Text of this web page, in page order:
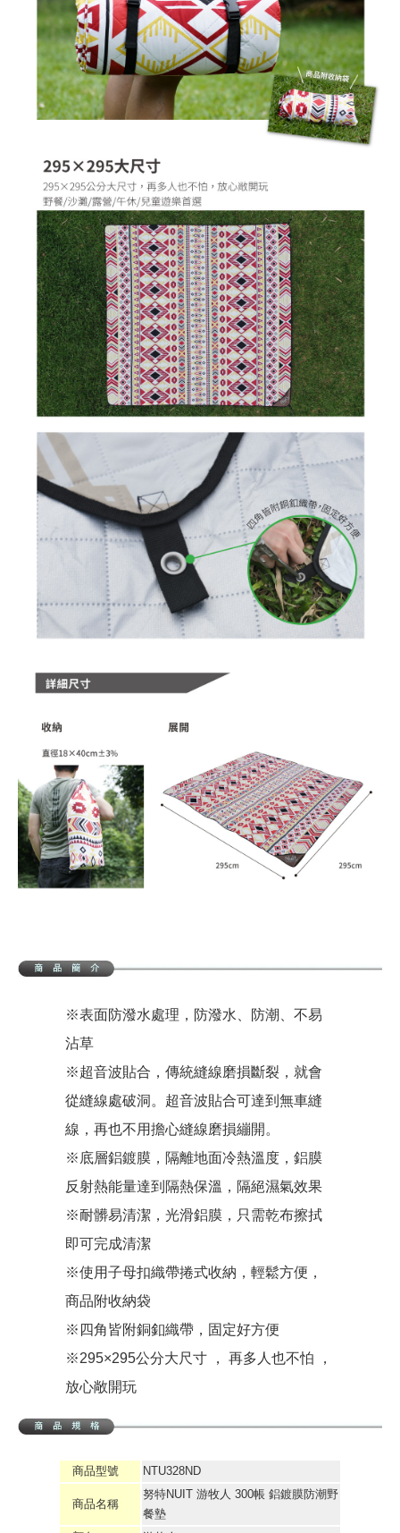
※表面防潑水處理，防潑水、防潮、不易
沾草
※超音波貼合，傳統縫線磨損斷裂，就會
從縫線處破洞。超音波貼合可達到無車縫
線，再也不用擔心縫線磨損繃開。
※底層鋁鍍膜，隔離地面冷熱溫度，鋁膜
反射熱能量達到隔熱保溫，隔絕濕氣效果
※耐髒易清潔，光滑鋁膜，只需乾布擦拭
即可完成清潔
※使用子母扣織帶捲式收納，輕鬆方便，
商品附收納袋
※四角皆附銅釦織帶，固定好方便
※295×295公分大尺寸 ， 再多人也不怕 ，
放心敞開玩
商品型號 NTU328ND
商品名稱
努特NUIT 游牧人 300帳 鋁鍍膜防潮野
餐墊